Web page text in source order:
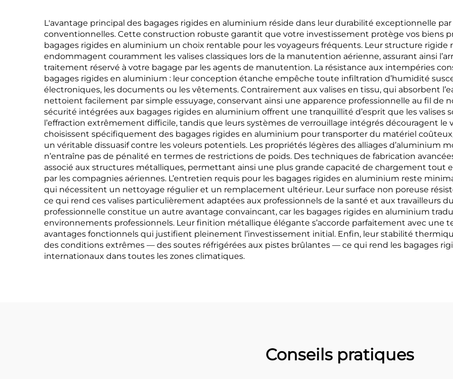
voyages
L'avantage principal des bagages rigides en aluminium réside dans leur durabilité exceptionnelle
conventionnelles. Cette construction robuste garantit que votre investissement protège vos biens
bagages rigides en aluminium un choix rentable pour les voyageurs fréquents. Leur structure rigide
endommagent couramment les valises classiques lors de la manutention aérienne, assurant ainsi
traitement réservé à votre bagage par les agents de manutention. La résistance aux intempéries
bagages rigides en aluminium : leur conception étanche empêche toute infiltration d’humidité
électroniques, les documents ou les vêtements. Contrairement aux valises en tissu, qui absorbent
nettoient facilement par simple essuyage, conservant ainsi une apparence professionnelle au fil de
sécurité intégrées aux bagages rigides en aluminium offrent une tranquillité d’esprit que les valises
l’effraction extrêmement difficile, tandis que leurs systèmes de verrouillage intégrés découragent
choisissent spécifiquement des bagages rigides en aluminium pour transporter du matériel
un véritable dissuasif contre les voleurs potentiels. Les propriétés légères des alliages d’aluminium
n’entraîne pas de pénalité en termes de restrictions de poids. Des techniques de fabrication
associé aux structures métalliques, permettant ainsi une plus grande capacité de chargement tout
par les compagnies aériennes. L’entretien requis pour les bagages rigides en aluminium reste
qui nécessitent un nettoyage régulier et un remplacement ultérieur. Leur surface non poreuse
ce qui rend ces valises particulièrement adaptées aux professionnels de la santé et aux travailleurs
professionnelle constitue un autre avantage convaincant, car les bagages rigides en aluminium
environnements professionnels. Leur finition métallique élégante s’accorde parfaitement avec une
avantages fonctionnels qui justifient pleinement l’investissement initial. Enfin, leur stabilité
des conditions extrêmes — des soutes réfrigérées aux pistes brûlantes — ce qui rend les bagages
internationaux dans toutes les zones climatiques.
Conseils pratiques